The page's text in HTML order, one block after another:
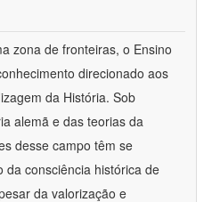
zona de fronteiras, o Ensino
direcionado aos
da História. Sob
alemã e das teorias da
desse campo têm se
consciência histórica de
da valorização e